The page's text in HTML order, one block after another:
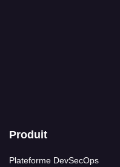
Produit
Plateforme DevSecOps